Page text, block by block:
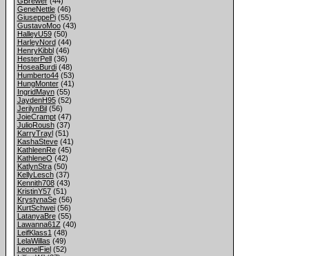
GeneNettle(46)
GiuseppePi(55)
GustavoMoo(43)
HalleyU59(50)
HarleyNord(44)
HenryKibbl(46)
HesterPell(36)
HoseaBurdi(48)
Humberto44(53)
HungMonter(41)
IngridMayn(55)
JaydenH95(52)
JerilynBil(56)
JoieCrampt(47)
JulioRoush(37)
KarryTrayl(51)
KashaSteve(41)
KathleenRe(45)
KathleneO (42)
KatlynStra(50)
KellyLesch(37)
Kennith708(43)
KristinY57(51)
KrystynaSe(56)
KurtSchwei(56)
LatanyaBre(55)
Lawanna61Z (40)
LeifKlass1 (48)
LelaWillas (49)
LeonelFiel(52)